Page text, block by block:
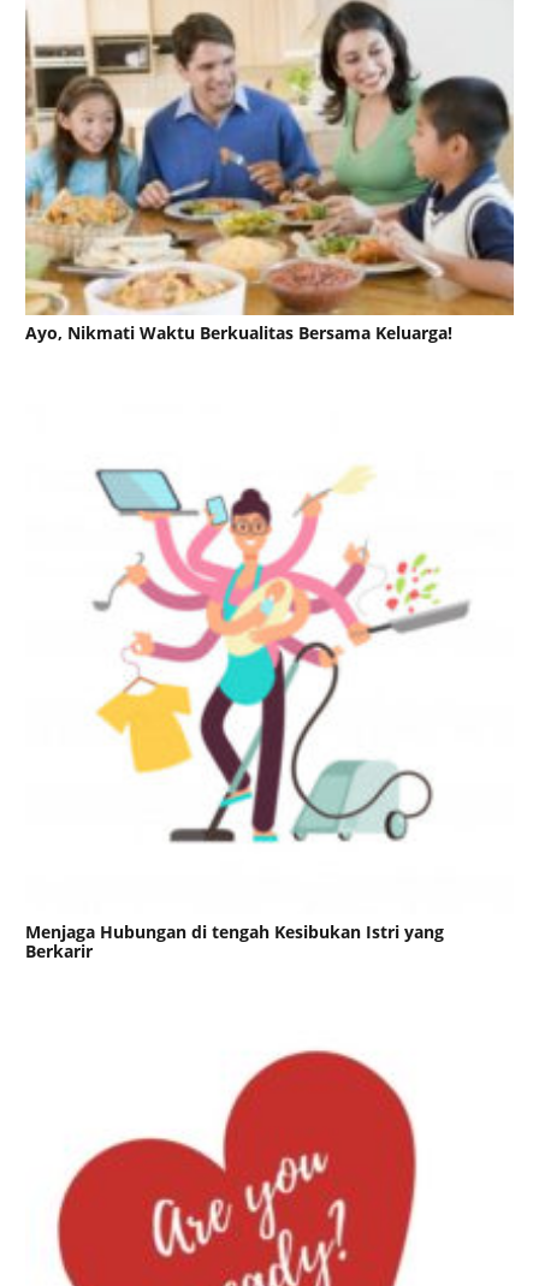
Ayo, Nikmati Waktu Berkualitas Bersama Keluarga!
Menjaga Hubungan di tengah Kesibukan Istri yang
Berkarir